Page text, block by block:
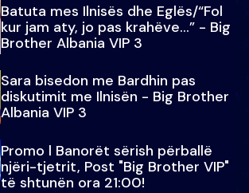
Batuta mes Ilnisës dhe Eglës/“Fol
kur jam aty, jo pas krahëve…” - Big
Brother Albania VIP 3
Sara bisedon me Bardhin pas
diskutimit me Ilnisën - Big Brother
Albania VIP 3
Promo l Banorët sërish përballë
njëri-tjetrit, Post "Big Brother VIP"
të shtunën ora 21:00!